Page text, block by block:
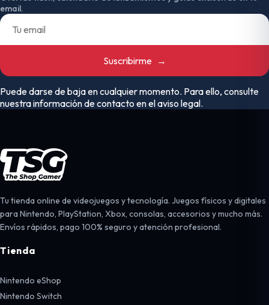
email.
Suscribirme →
Puede darse de baja en cualquier momento. Para ello, consulte
nuestra información de contacto en el aviso legal.
Tu tienda online de videojuegos y tecnología. Juegos físicos y digitales
para Nintendo, PlayStation, Xbox, consolas, accesorios y mucho más.
Envíos rápidos, pago 100% seguro y atención profesional.
Tienda
Nintendo eShop
Nintendo Switch